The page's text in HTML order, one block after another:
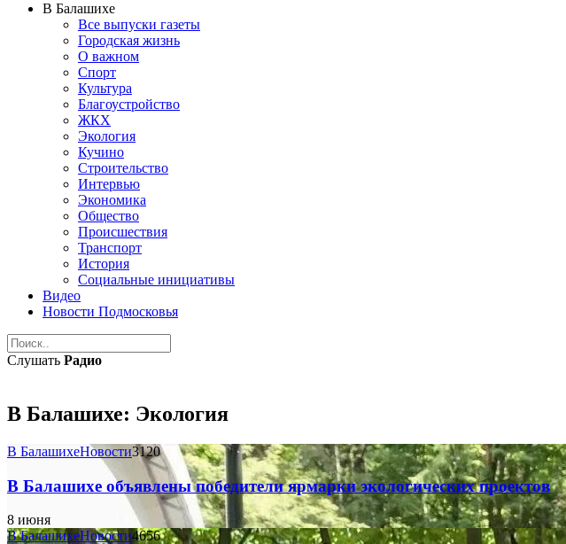
В Балашихе
Все выпуски газеты
Городская жизнь
О важном
Спорт
Культура
Благоустройство
ЖКХ
Экология
Кучино
Строительство
Интервью
Экономика
Общество
Происшествия
Транспорт
История
Социальные инициативы
Видео
Новости Подмосковья
Слушать Радио
В Балашихе: Экология
В БалашихеНовости3120
В Балашихе объявлены победители ярмарки экологических проектов
8 июня
В БалашихеНовости4656